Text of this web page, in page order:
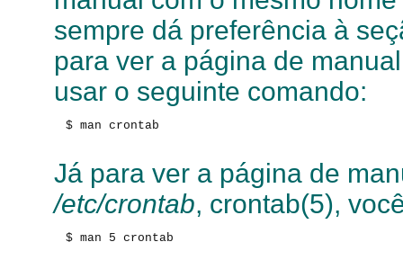
sempre dá preferência à
para ver a página de
usar o seguinte comando:
$ man crontab
Já para ver a página de
/etc/crontab, crontab(5),
$ man 5 crontab